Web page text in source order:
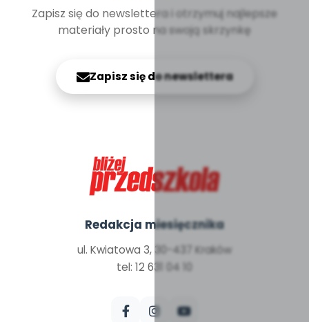
Zapisz się do newslettera i otrzymuj najlepsze
materiały prosto na swoją skrzynkę
Zapisz się do newslettera
Redakcja miesięcznika
ul. Kwiatowa 3, 30-437 Kraków
tel: 12 631 04 10